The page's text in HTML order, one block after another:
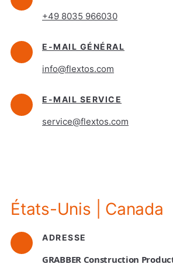
+49 8035 966030
E-MAIL GÉNÉRAL
info@flextos.com
E-MAIL SERVICE
service@flextos.com
États-Unis | Canada
ADRESSE
GRABBER Construction